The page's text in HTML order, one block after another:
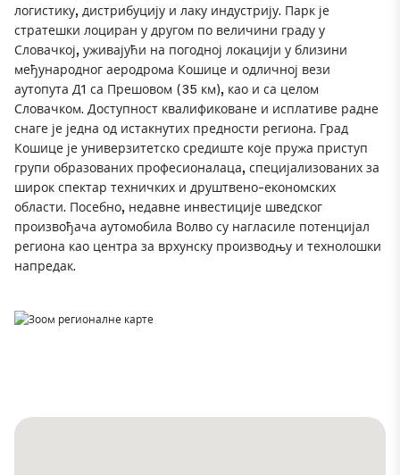
логистику, дистрибуцију и лаку индустрију. Парк је
стратешки лоциран у другом по величини граду у
Словачкој, уживајући на погодној локацији у близини
међународног аеродрома Кошице и одличној вези
аутопута Д1 са Прешовом (35 км), као и са целом
Словачком. Доступност квалификоване и исплативе радне
снаге је једна од истакнутих предности региона. Град
Кошице је универзитетско средиште које пружа приступ
групи образованих професионалаца, специјализованих за
широк спектар техничких и друштвено-економских
области. Посебно, недавне инвестиције шведског
произвођача аутомобила Волво су нагласиле потенцијал
региона као центра за врхунску производњу и технолошки
напредак.